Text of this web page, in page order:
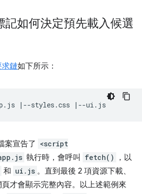
記如何決定預先載入候選
求鏈如下所示：
案宣告了 <script
執行時，會呼叫 fetch()
，以
和 ui.js 。直到最後 2 項資源下載、
才會顯示完整內容。以上述範例來